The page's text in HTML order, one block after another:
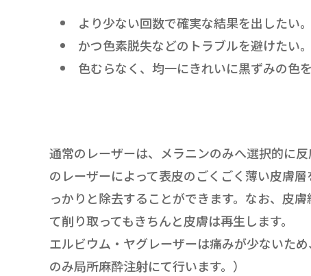
より少ない回数で確実な結果を出したい。
かつ色素脱失などのトラブルを避けたい。
色むらなく、均一にきれいに黒ずみの色を
通常のレーザーは、メラニンのみへ選択的に
のレーザーによって表皮のごくごく薄い皮膚
っかりと除去することができます。なお、皮
て削り取ってもきちんと皮膚は再生します。
エルビウム・ヤグレーザーは痛みが少ないた
のみ局所麻酔注射にて行います。）